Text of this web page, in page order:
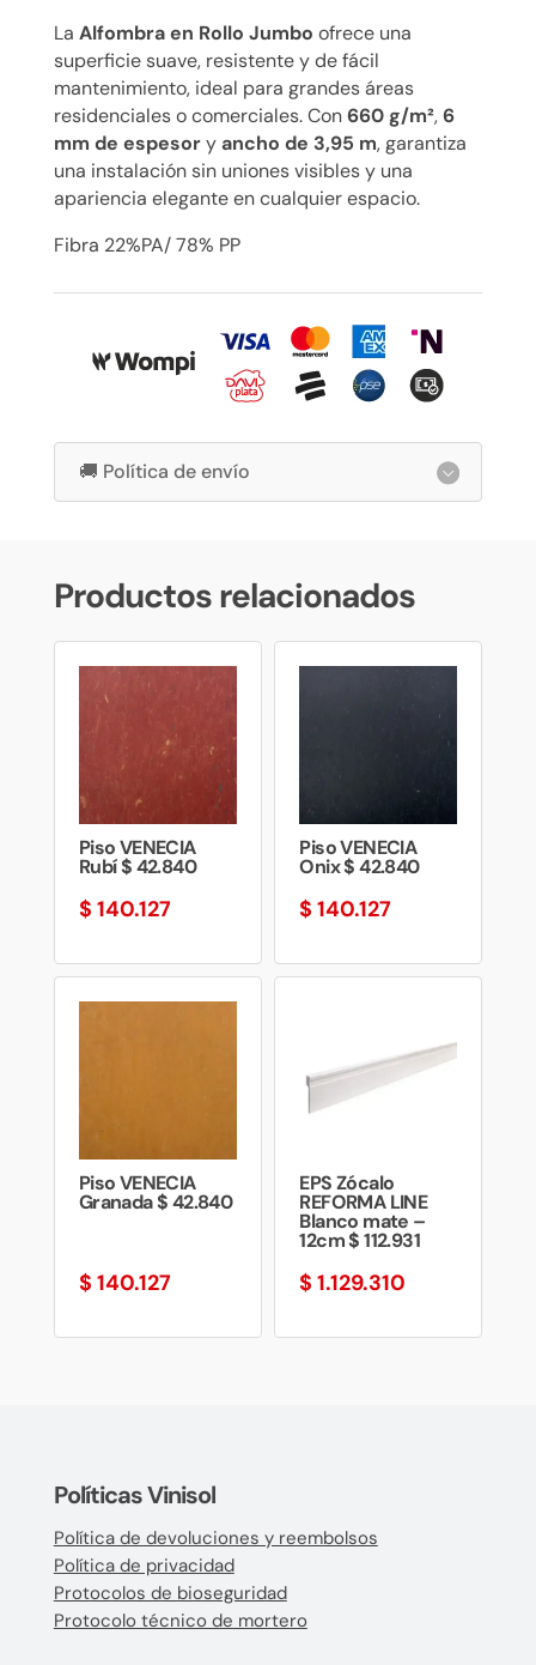
La Alfombra en Rollo Jumbo ofrece una
superficie suave, resistente y de fácil
mantenimiento, ideal para grandes áreas
residenciales o comerciales. Con660 g/m²,6
mm de espesoryancho de 3,95 m, garantiza
una instalación sin uniones visibles y una
apariencia elegante en cualquier espacio.
Fibra 22%PA/ 78% PP
🚚 Política de envío
Productos relacionados
Piso VENECIA
Rubí $ 42.840
$ 140.127
Piso VENECIA
Onix $ 42.840
$ 140.127
Piso VENECIA
Granada $ 42.840
$ 140.127
EPS Zócalo
REFORMA LINE
Blanco mate –
12cm $ 112.931
$ 1.129.310
Políticas Vinisol
Política de devoluciones y reembolsos
Política de privacidad
Protocolos de bioseguridad
Protocolo técnico de mortero